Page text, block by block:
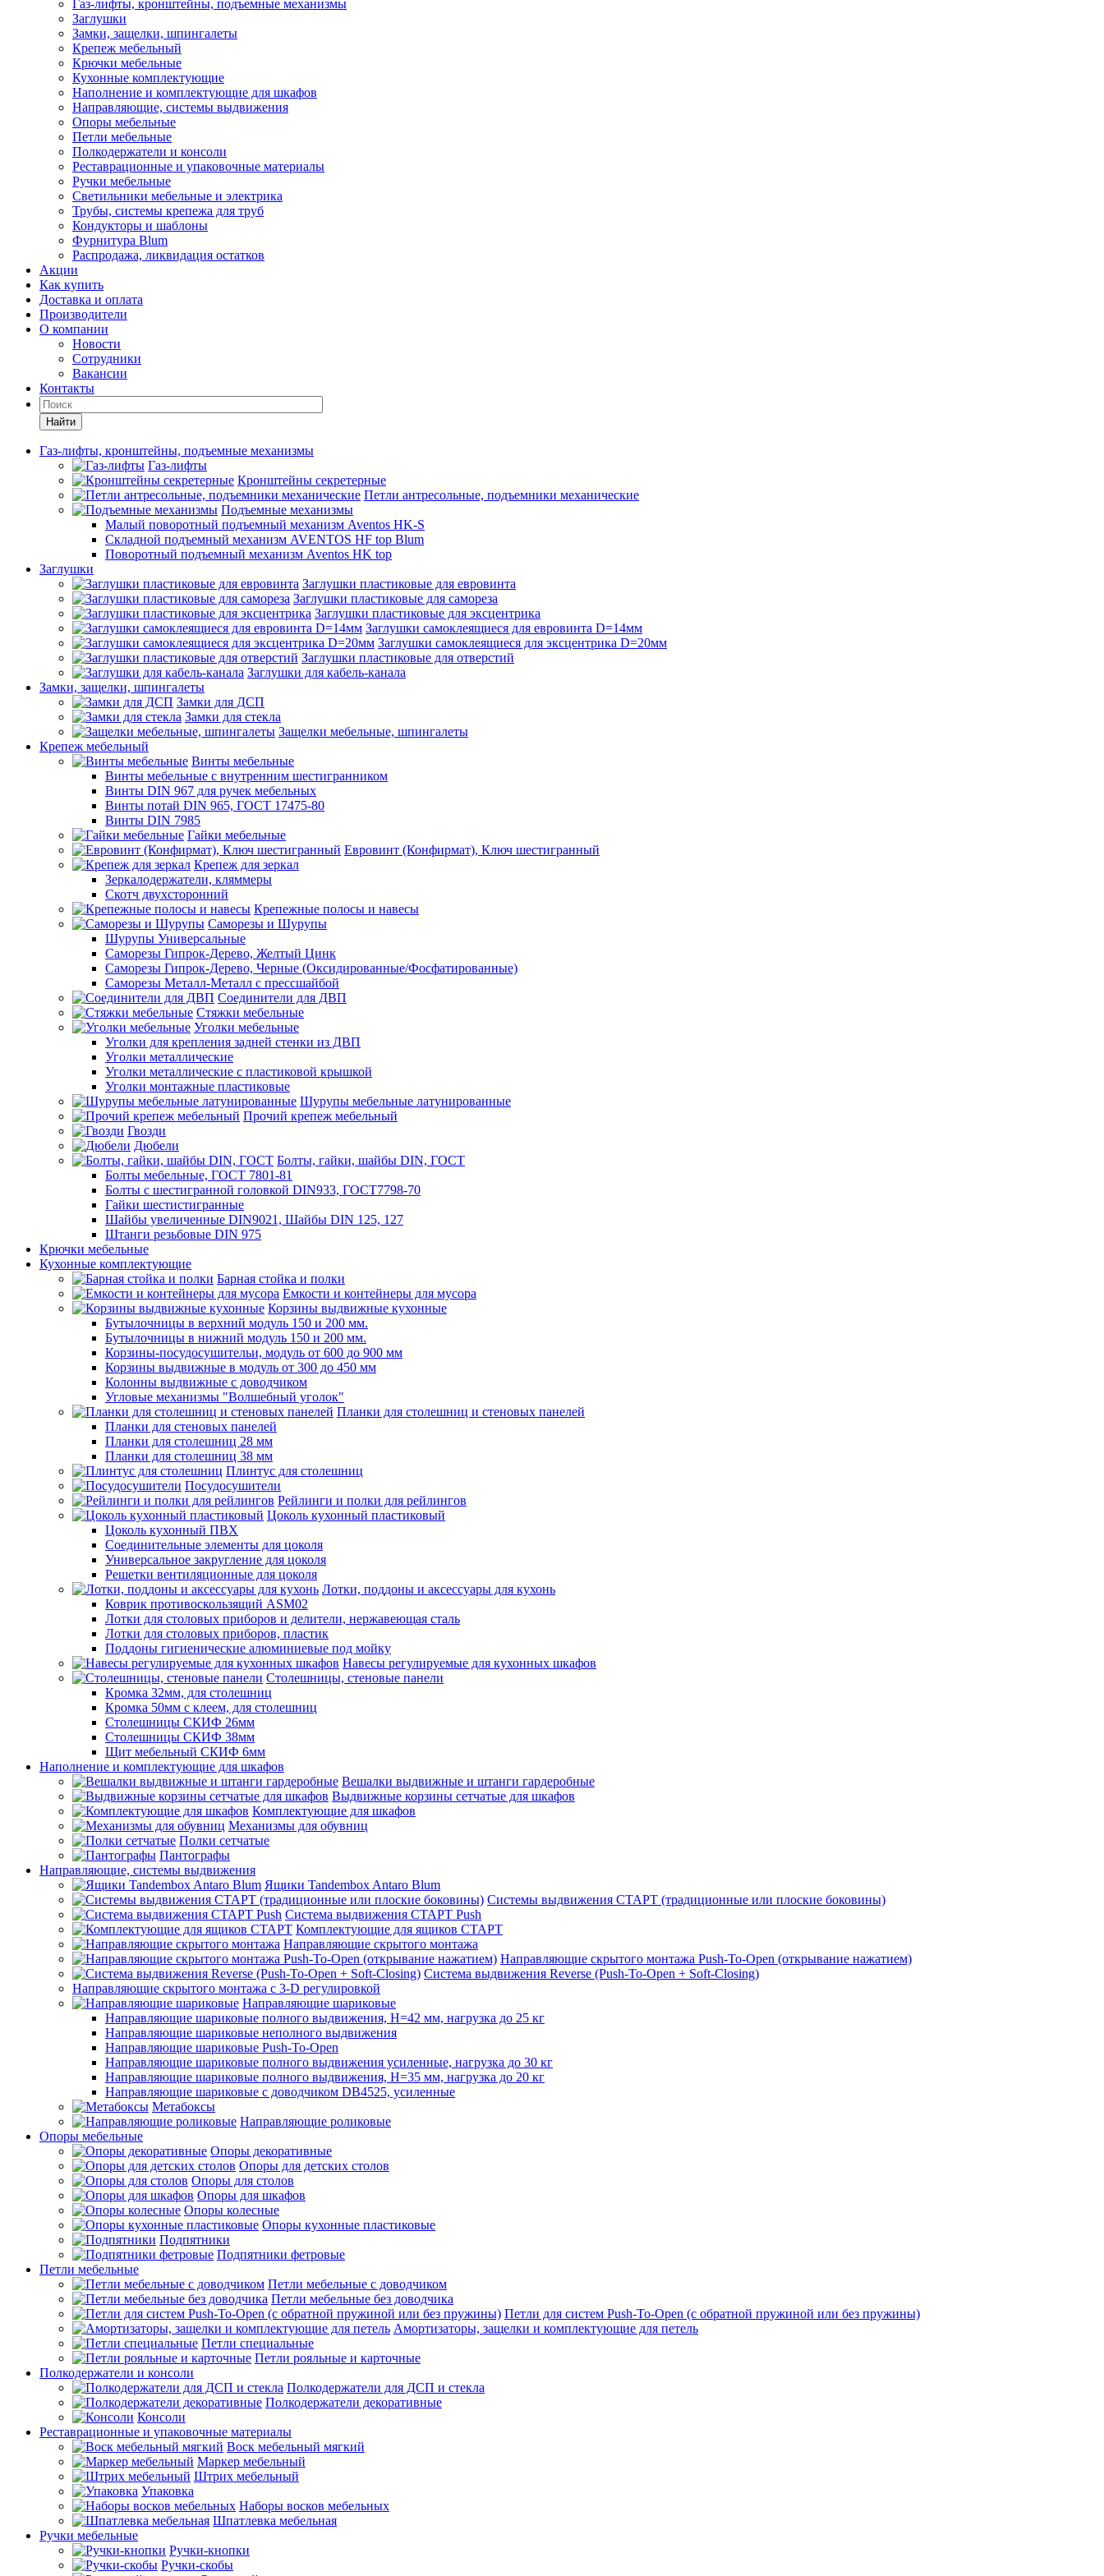
Газ-лифты, кронштейны, подъемные механизмы
Заглушки
Замки, защелки, шпингалеты
Крепеж мебельный
Крючки мебельные
Кухонные комплектующие
Наполнение и комплектующие для шкафов
Направляющие, системы выдвижения
Опоры мебельные
Петли мебельные
Полкодержатели и консоли
Реставрационные и упаковочные материалы
Ручки мебельные
Светильники мебельные и электрика
Трубы, системы крепежа для труб
Кондукторы и шаблоны
Фурнитура Blum
Распродажа, ликвидация остатков
Акции
Как купить
Доставка и оплата
Производители
О компании
Новости
Сотрудники
Вакансии
Контакты
Найти
Газ-лифты, кронштейны, подъемные механизмы
Газ-лифты
Кронштейны секретерные
Петли антресольные, подъемники механические
Подъемные механизмы
Малый поворотный подъемный механизм Aventos HK-S
Складной подъемный механизм AVENTOS HF top Blum
Поворотный подъемный механизм Aventos HK top
Заглушки
Заглушки пластиковые для евровинта
Заглушки пластиковые для самореза
Заглушки пластиковые для эксцентрика
Заглушки самоклеящиеся для евровинта D=14мм
Заглушки самоклеящиеся для эксцентрика D=20мм
Заглушки пластиковые для отверстий
Заглушки для кабель-канала
Замки, защелки, шпингалеты
Замки для ДСП
Замки для стекла
Защелки мебельные, шпингалеты
Крепеж мебельный
Винты мебельные
Винты мебельные с внутренним шестигранником
Винты DIN 967 для ручек мебельных
Винты потай DIN 965, ГОСТ 17475-80
Винты DIN 7985
Гайки мебельные
Евровинт (Конфирмат), Ключ шестигранный
Крепеж для зеркал
Зеркалодержатели, кляммеры
Скотч двухсторонний
Крепежные полосы и навесы
Саморезы и Шурупы
Шурупы Универсальные
Саморезы Гипрок-Дерево, Желтый Цинк
Саморезы Гипрок-Дерево, Черные (Оксидированные/Фосфатированные)
Саморезы Металл-Металл с прессшайбой
Соединители для ДВП
Стяжки мебельные
Уголки мебельные
Уголки для крепления задней стенки из ДВП
Уголки металлические
Уголки металлические с пластиковой крышкой
Уголки монтажные пластиковые
Шурупы мебельные латунированные
Прочий крепеж мебельный
Гвозди
Дюбели
Болты, гайки, шайбы DIN, ГОСТ
Болты мебельные, ГОСТ 7801-81
Болты с шестигранной головкой DIN933, ГОСТ7798-70
Гайки шестистигранные
Шайбы увеличенные DIN9021, Шайбы DIN 125, 127
Штанги резьбовые DIN 975
Крючки мебельные
Кухонные комплектующие
Барная стойка и полки
Емкости и контейнеры для мусора
Корзины выдвижные кухонные
Бутылочницы в верхний модуль 150 и 200 мм.
Бутылочницы в нижний модуль 150 и 200 мм.
Корзины-посудосушительи, модуль от 600 до 900 мм
Корзины выдвижные в модуль от 300 до 450 мм
Колонны выдвижные с доводчиком
Угловые механизмы "Волшебный уголок"
Планки для столешниц и стеновых панелей
Планки для стеновых панелей
Планки для столешниц 28 мм
Планки для столешниц 38 мм
Плинтус для столешниц
Посудосушители
Рейлинги и полки для рейлингов
Цоколь кухонный пластиковый
Цоколь кухонный ПВХ
Соединительные элементы для цоколя
Универсальное закругление для цоколя
Решетки вентиляционные для цоколя
Лотки, поддоны и аксессуары для кухонь
Коврик противоскользящий ASM02
Лотки для столовых приборов и делители, нержавеющая сталь
Лотки для столовых приборов, пластик
Поддоны гигиенические алюминиевые под мойку
Навесы регулируемые для кухонных шкафов
Столешницы, стеновые панели
Кромка 32мм, для столешниц
Кромка 50мм с клеем, для столешниц
Столешницы СКИФ 26мм
Столешницы СКИФ 38мм
Щит мебельный СКИФ 6мм
Наполнение и комплектующие для шкафов
Вешалки выдвижные и штанги гардеробные
Выдвижные корзины сетчатые для шкафов
Комплектующие для шкафов
Механизмы для обувниц
Полки сетчатые
Пантографы
Направляющие, системы выдвижения
Ящики Tandembox Antaro Blum
Системы выдвижения СТАРТ (традиционные или плоские боковины)
Система выдвижения СТАРТ Push
Комплектующие для ящиков СТАРТ
Направляющие скрытого монтажа
Направляющие скрытого монтажа Push-To-Open (открывание нажатием)
Система выдвижения Reverse (Push-To-Open + Soft-Closing)
Направляющие скрытого монтажа с 3-D регулировкой
Направляющие шариковые
Направляющие шариковые полного выдвижения, H=42 мм, нагрузка до 25 кг
Направляющие шариковые неполного выдвижения
Направляющие шариковые Push-To-Open
Направляющие шариковые полного выдвижения усиленные, нагрузка до 30 кг
Направляющие шариковые полного выдвижения, H=35 мм, нагрузка до 20 кг
Направляющие шариковые с доводчиком DB4525, усиленные
Метабоксы
Направляющие роликовые
Опоры мебельные
Опоры декоративные
Опоры для детских столов
Опоры для столов
Опоры для шкафов
Опоры колесные
Опоры кухонные пластиковые
Подпятники
Подпятники фетровые
Петли мебельные
Петли мебельные с доводчиком
Петли мебельные без доводчика
Петли для систем Push-To-Open (с обратной пружиной или без пружины)
Амортизаторы, защелки и комплектующие для петель
Петли специальные
Петли рояльные и карточные
Полкодержатели и консоли
Полкодержатели для ДСП и стекла
Полкодержатели декоративные
Консоли
Реставрационные и упаковочные материалы
Воск мебельный мягкий
Маркер мебельный
Штрих мебельный
Упаковка
Наборы восков мебельных
Шпатлевка мебельная
Ручки мебельные
Ручки-кнопки
Ручки-скобы